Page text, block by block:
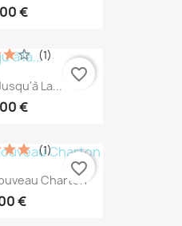
€
La...
€
(1)
favorite_border
Charton
€
(1)
favorite_border